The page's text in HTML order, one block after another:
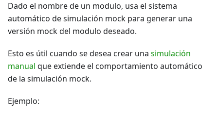
Dado el nombre de un modulo, usa el sistema
automático de simulación mock para generar una
versión mock del modulo deseado.
Esto es útil cuando se desea crear una simulación
manual que extiende el comportamiento automático
de la simulación mock.
Ejemplo: